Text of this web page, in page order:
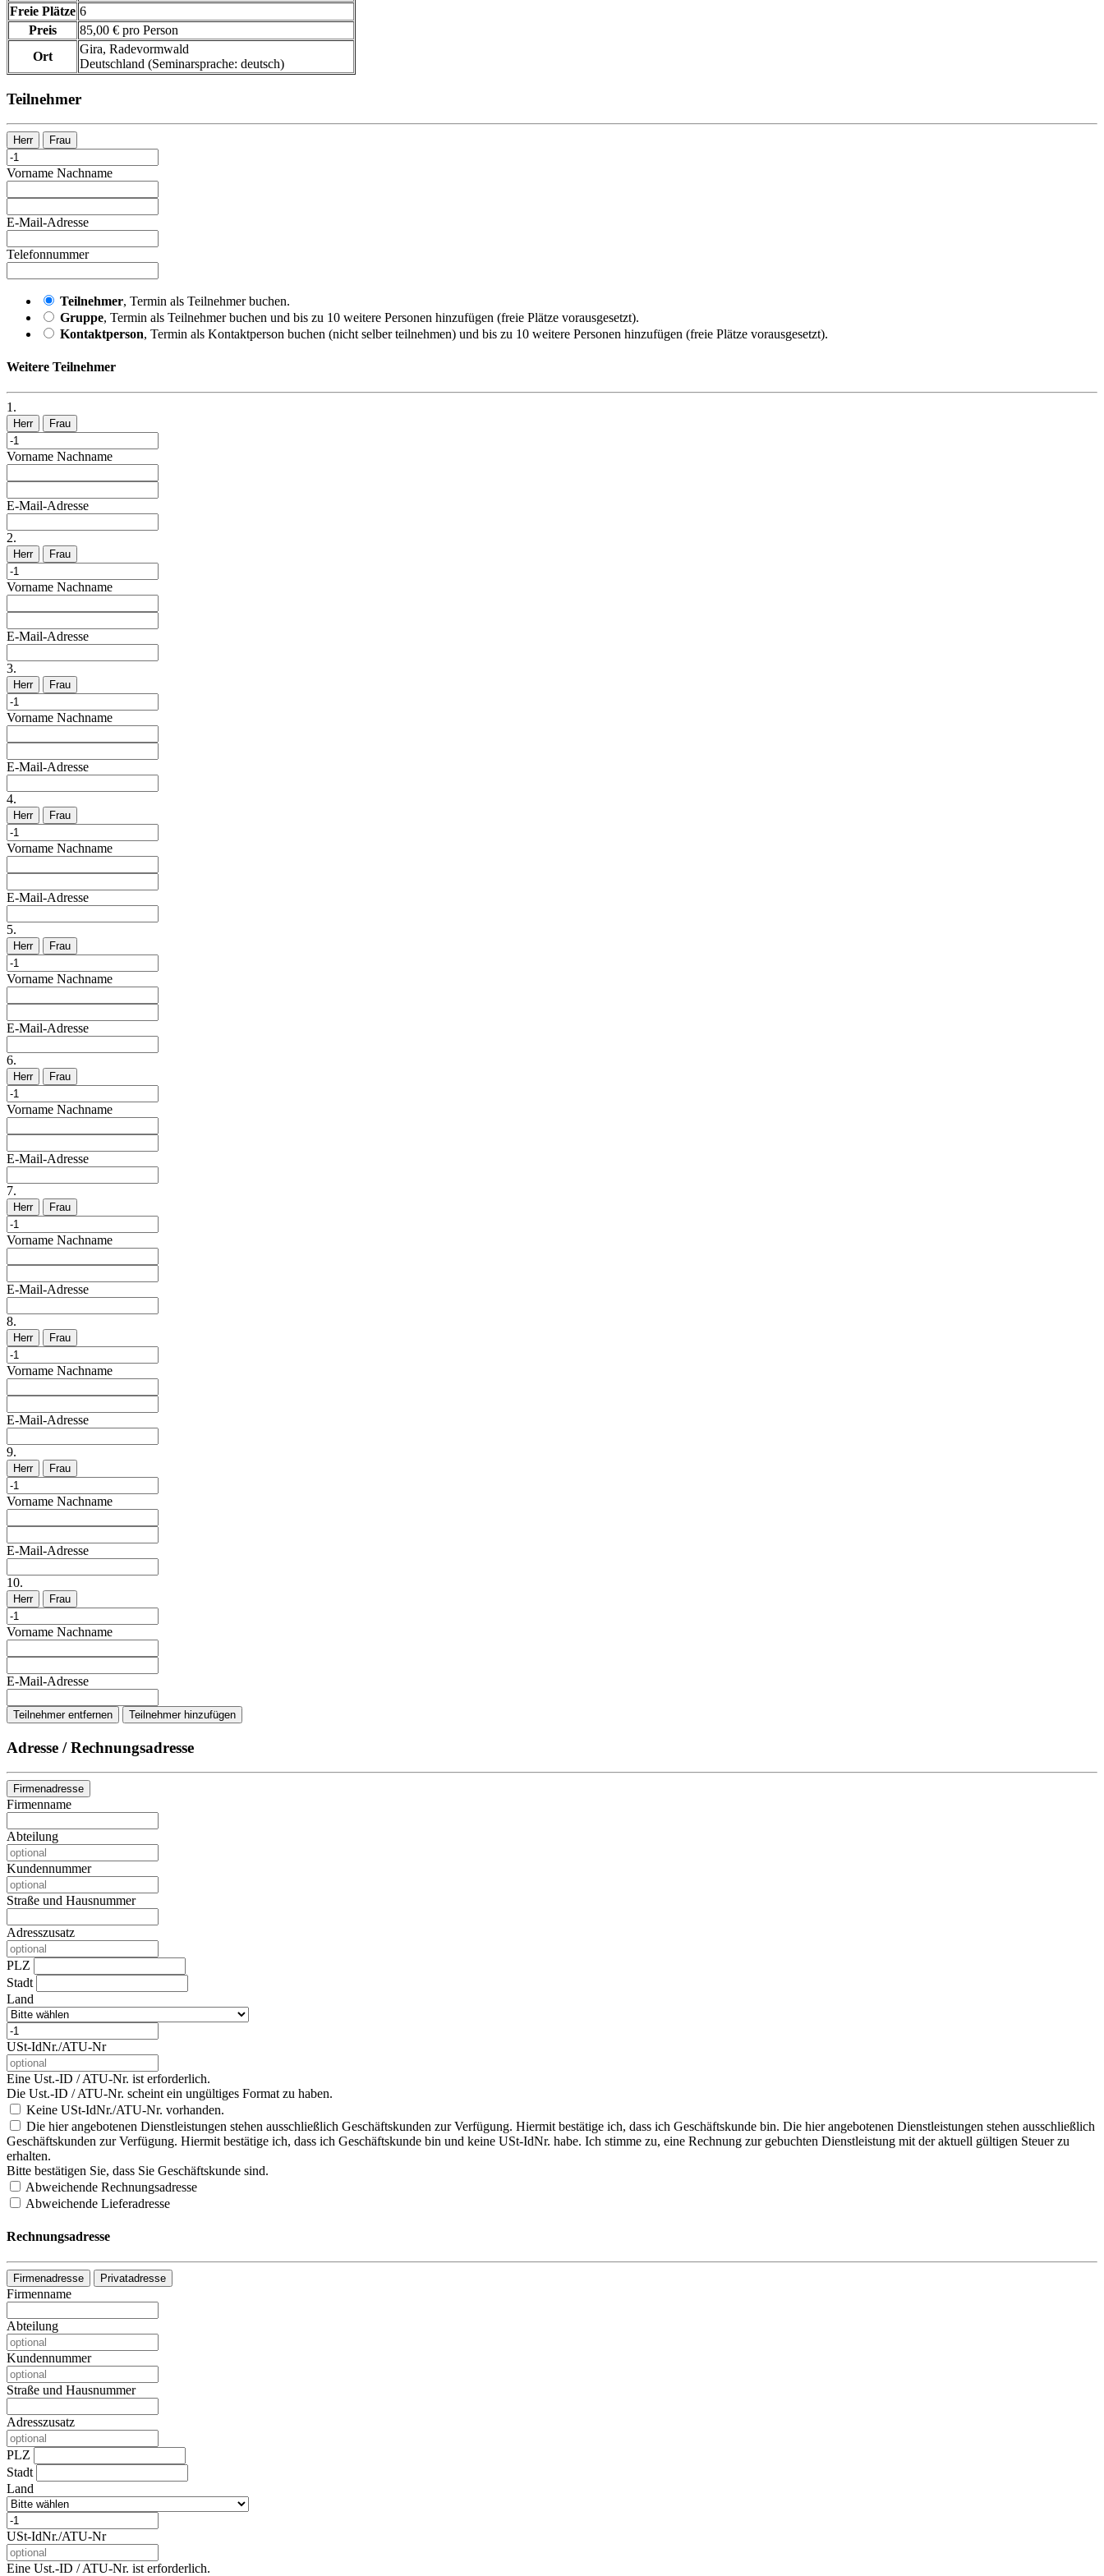
Freie Plätze 6
Preis
85,00 € pro Person
Ort
Gira, Radevormwald
Deutschland (Seminarsprache: deutsch)
Teilnehmer
Herr Frau
Vorname Nachname
E-Mail-Adresse
Telefonnummer
Teilnehmer, Termin als Teilnehmer buchen.
Gruppe, Termin als Teilnehmer buchen und bis zu 10 weitere Personen hinzufügen (freie Plätze vorausgesetzt).
Kontaktperson, Termin als Kontaktperson buchen (nicht selber teilnehmen) und bis zu 10 weitere Personen hinzufügen (freie Plätze vorausgesetzt).
Weitere Teilnehmer
1.
Herr Frau
Vorname Nachname
E-Mail-Adresse
2.
Herr Frau
Vorname Nachname
E-Mail-Adresse
3.
Herr Frau
Vorname Nachname
E-Mail-Adresse
4.
Herr Frau
Vorname Nachname
E-Mail-Adresse
5.
Herr Frau
Vorname Nachname
E-Mail-Adresse
6.
Herr Frau
Vorname Nachname
E-Mail-Adresse
7.
Herr Frau
Vorname Nachname
E-Mail-Adresse
8.
Herr Frau
Vorname Nachname
E-Mail-Adresse
9.
Herr Frau
Vorname Nachname
E-Mail-Adresse
10.
Herr Frau
Vorname Nachname
E-Mail-Adresse
Teilnehmer entfernen Teilnehmer hinzufügen
Adresse / Rechnungsadresse
Firmenadresse
Firmenname
Abteilung
Kundennummer
Straße und Hausnummer
Adresszusatz
PLZ
Stadt
Land
USt-IdNr./ATU-Nr
Eine Ust.-ID / ATU-Nr. ist erforderlich.
Die Ust.-ID / ATU-Nr. scheint ein ungültiges Format zu haben.
Keine USt-IdNr./ATU-Nr. vorhanden.
Die hier angebotenen Dienstleistungen stehen ausschließlich Geschäftskunden zur Verfügung. Hiermit bestätige ich, dass ich Geschäftskunde bin. Die hier angebotenen Dienstleistungen stehen ausschließlich
Geschäftskunden zur Verfügung. Hiermit bestätige ich, dass ich Geschäftskunde bin und keine USt-IdNr. habe. Ich stimme zu, eine Rechnung zur gebuchten Dienstleistung mit der aktuell gültigen Steuer zu
erhalten.
Bitte bestätigen Sie, dass Sie Geschäftskunde sind.
Abweichende Rechnungsadresse
Abweichende Lieferadresse
Rechnungsadresse
Firmenadresse Privatadresse
Firmenname
Abteilung
Kundennummer
Straße und Hausnummer
Adresszusatz
PLZ
Stadt
Land
USt-IdNr./ATU-Nr
Eine Ust.-ID / ATU-Nr. ist erforderlich.